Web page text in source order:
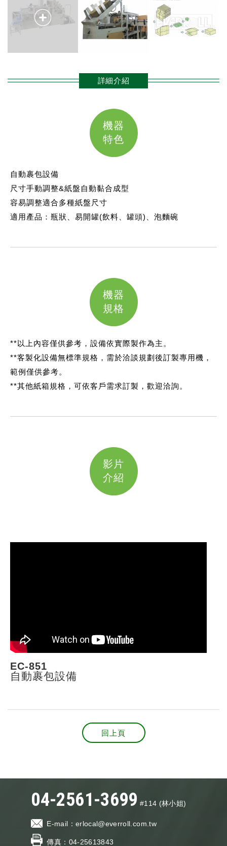
詳細介紹
機器
特色
自動裹包設備
尺寸手動調整&紙盤自動黏合成型
容易調整適合多種紙盤尺寸
適用產品：瓶狀、易開罐(飲料、罐頭)、泡麵碗
機器
規格
**以上內容僅供參考，設備依實際製作為主。
**客製化設備無標準規格，需於洽談規劃後訂製專用機，
範例僅供參考。
**其他紙箱規格，可依客戶需求訂製，歡迎洽詢。
影片
介紹
EC-851
自動裹包設備
回上頁
04-2561-3699 #114 (林小姐)
E-mail： erlocal@everroll.com.tw
傳真： 04-25613843